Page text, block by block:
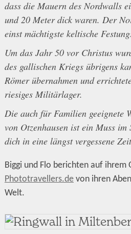
dass die Mauern des Nordwalls
und 20 Meter dick waren. Der
einst mächtigste keltische
Um das Jahr 50 vor Christus
des gallischen Kriegs übrigens
Römer übernahmen und
riesiges Militärlager.
Die auch für Familien geeignete
von Otzenhausen ist ein Muss
dich in eine längst vergessene
Biggi und Flo berichten auf ihrem
Phototravellers.devon ihren
Welt.